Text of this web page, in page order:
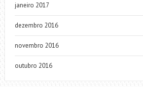
janeiro 2017
dezembro 2016
novembro 2016
outubro 2016